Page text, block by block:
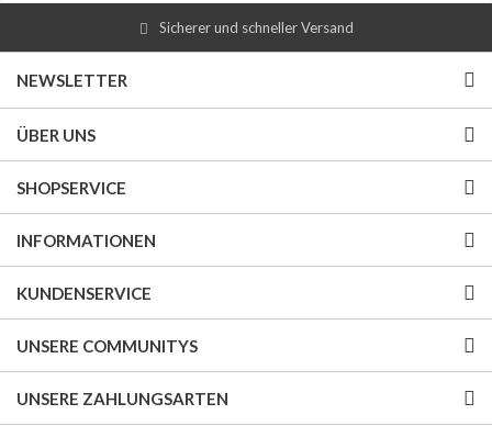
Sicherer und schneller Versand
NEWSLETTER
ÜBER UNS
SHOPSERVICE
INFORMATIONEN
KUNDENSERVICE
UNSERE COMMUNITYS
UNSERE ZAHLUNGSARTEN